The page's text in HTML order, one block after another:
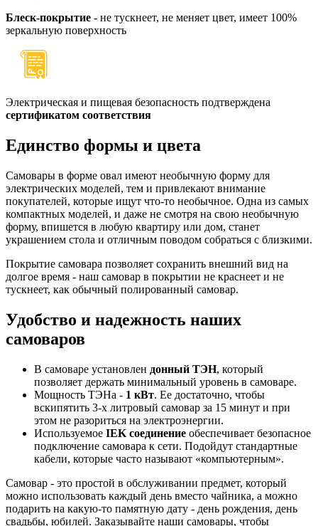
Блеск-покрытие - не тускнеет, не меняет цвет, имеет 100%
зеркальную поверхность
Электрическая и пищевая безопасность подтверждена
сертификатом соответствия
Единство формы и цвета
Самовары в форме овал имеют необычную форму для
электрических моделей, тем и привлекают внимание
покупателей, которые ищут что-то необычное. Одна из самых
компактных моделей, и даже не смотря на свою необычную
форму, впишется в любую квартиру или дом, станет
украшением стола и отличным поводом собраться с близкими.
Покрытие самовара позволяет сохранить внешний вид на
долгое время - наш самовар в покрытии не краснеет и не
тускнеет, как обычный полированный самовар.
Удобство и надежность наших
самоваров
В самоваре установлен донный ТЭН, который
позволяет держать минимальный уровень в самоваре.
Мощность ТЭНа - 1 кВт. Ее достаточно, чтобы
вскипятить 3-х литровый самовар за 15 минут и при
этом не разориться на электроэнергии.
Используемое IEK соединение обеспечивает безопасное
подключение самовара к сети. Подойдут стандартные
кабели, которые часто называют «компьютерным».
Самовар - это простой в обслуживании предмет, который
можно использовать каждый день вместо чайника, а можно
подарить на какую-то памятную дату - день рождения, день
свадьбы, юбилей. Заказывайте наши самовары, чтобы